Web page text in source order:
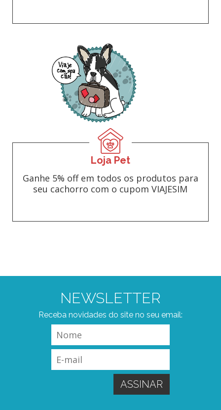
Loja Pet
Ganhe 5% off em todos os produtos para
seu cachorro com o cupom VIAJESIM
NEWSLETTER
Receba novidades do site no seu email: